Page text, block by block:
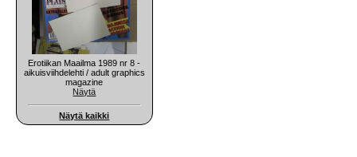
Erotiikan Maailma 1989 nr 8 -
aikuisviihdelehti / adult graphics
magazine
Näytä
Näytä kaikki